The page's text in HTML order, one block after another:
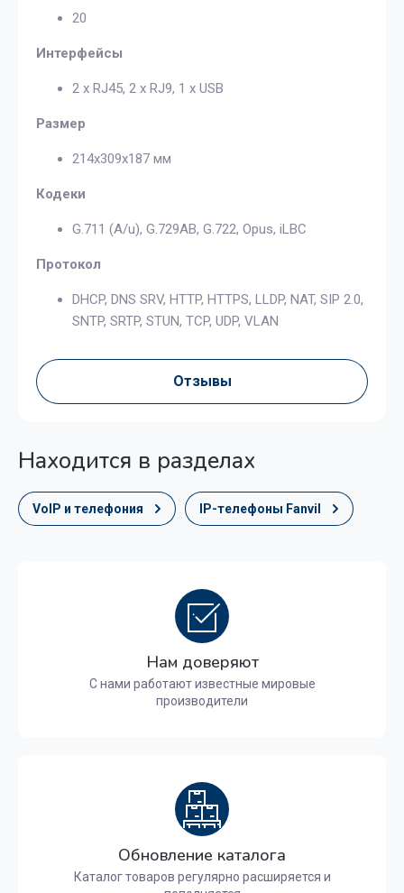
20
Интерфейсы
2 x RJ45, 2 x RJ9, 1 x USB
Размер
214x309x187 мм
Кодеки
G.711 (A/u), G.729AB, G.722, Opus, iLBC
Протокол
DHCP, DNS SRV, HTTP, HTTPS, LLDP, NAT, SIP 2.0,
SNTP, SRTP, STUN, TCP, UDP, VLAN
Отзывы
Находится в разделах
VoIP и телефония IP-телефоны Fanvil
Нам доверяют
С нами работают известные мировые
производители
Обновление каталога
Каталог товаров регулярно расширяется и